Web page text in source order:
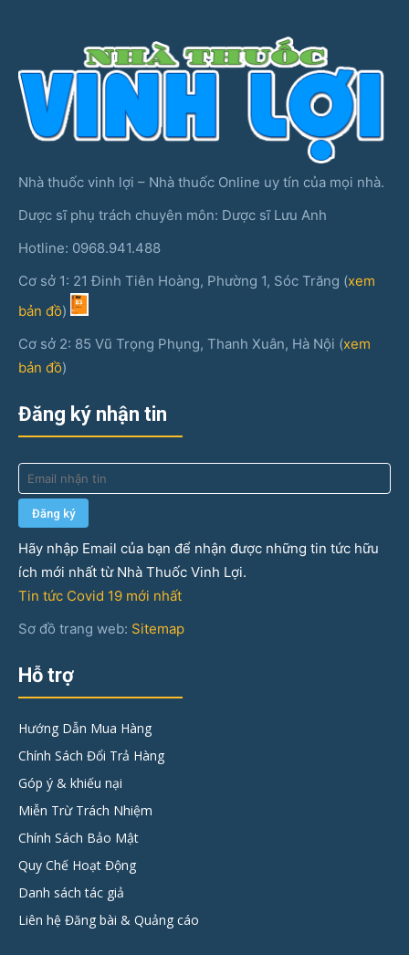
Nhà thuốc vinh lợi – Nhà thuốc Online uy tín của mọi nhà.
Dược sĩ phụ trách chuyên môn: Dược sĩ Lưu Anh
Hotline: 0968.941.488
Cơ sở 1: 21 Đinh Tiên Hoàng, Phường 1, Sóc Trăng (xem
bản đồ)
Cơ sở 2: 85 Vũ Trọng Phụng, Thanh Xuân, Hà Nội (xem
bản đồ)
Đăng ký nhận tin
Hãy nhập Email của bạn để nhận được những tin tức hữu
ích mới nhất từ Nhà Thuốc Vinh Lợi.
Tin tức Covid 19 mới nhất
Sơ đồ trang web: Sitemap
Hỗ trợ
Hướng Dẫn Mua Hàng
Chính Sách Đổi Trả Hàng
Góp ý & khiếu nại
Miễn Trừ Trách Nhiệm
Chính Sách Bảo Mật
Quy Chế Hoạt Động
Danh sách tác giả
Liên hệ Đăng bài & Quảng cáo